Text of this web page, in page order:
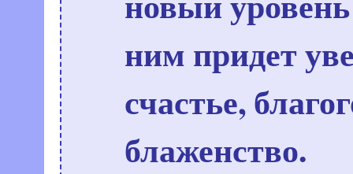
ним придет
счастье,
блаженство.